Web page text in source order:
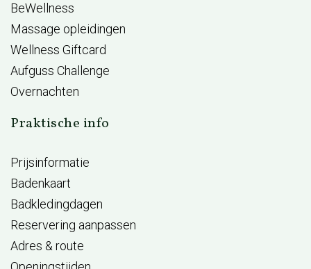
BeWellness
Massage opleidingen
Wellness Giftcard
Aufguss Challenge
Overnachten
Praktische info
Prijsinformatie
Badenkaart
Badkledingdagen
Reservering aanpassen
Adres & route